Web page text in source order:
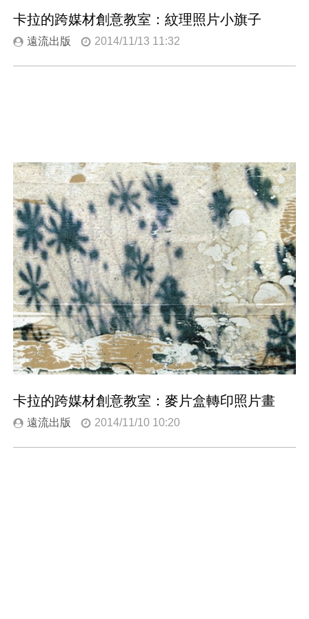
卡拉的跨媒材創意教室：紋理照片小旗子
遠流出版 2014/11/13 11:32
卡拉的跨媒材創意教室：麥片盒轉印照片畫
遠流出版 2014/11/10 10:20